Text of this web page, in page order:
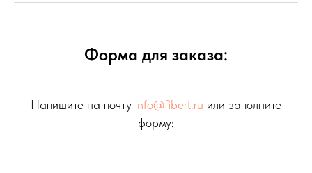
Форма для заказа:
Напишите на почту info@fibert.ru или заполните
форму: